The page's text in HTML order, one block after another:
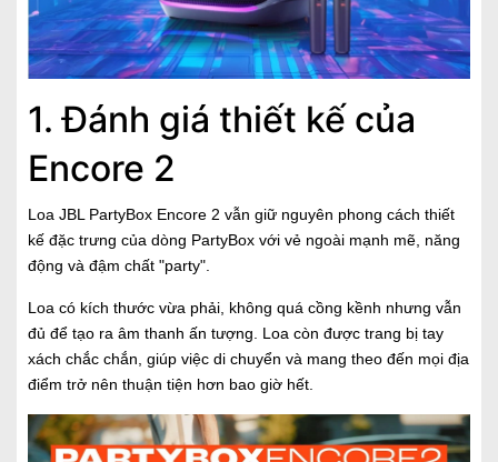
1. Đánh giá thiết kế của
Encore 2
Loa JBL PartyBox Encore 2 vẫn giữ nguyên phong cách thiết
kế đặc trưng của dòng PartyBox với vẻ ngoài mạnh mẽ, năng
động và đậm chất "party".
Loa có kích thước vừa phải, không quá cồng kềnh nhưng vẫn
đủ để tạo ra âm thanh ấn tượng. Loa còn được trang bị tay
xách chắc chắn, giúp việc di chuyển và mang theo đến mọi địa
điểm trở nên thuận tiện hơn bao giờ hết.